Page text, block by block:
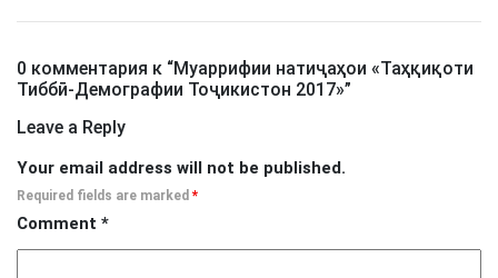
0 комментария к “Муаррифии натиҷаҳои «Таҳқиқоти
Тиббӣ-Демографии Тоҷикистон 2017»”
Leave a Reply
Your email address will not be published.
Required fields are marked *
Comment *